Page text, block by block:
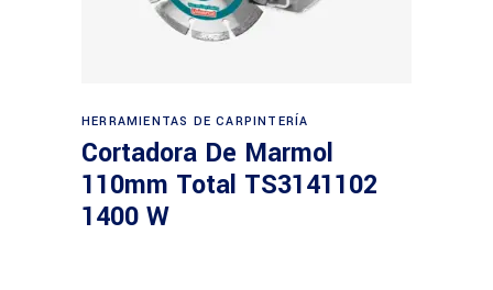
Leer más
HERRAMIENTAS DE CARPINTERÍA
Cortadora De Marmol
110mm Total TS3141102
1400 W